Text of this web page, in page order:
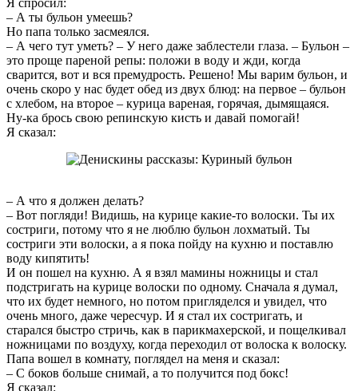
– А ты бульон умеешь?
Но папа только засмеялся.
– А чего тут уметь? – У него даже заблестели глаза. – Бульон –
это проще пареной репы: положи в воду и жди, когда
сварится, вот и вся премудрость. Решено! Мы варим бульон, и
очень скоро у нас будет обед из двух блюд: на первое – бульон
с хлебом, на второе – курица вареная, горячая, дымящаяся.
Ну-ка брось свою репинскую кисть и давай помогай!
Я сказал:
– А что я должен делать?
– Вот погляди! Видишь, на курице какие-то волоски. Ты их
состриги, потому что я не люблю бульон лохматый. Ты
состриги эти волоски, а я пока пойду на кухню и поставлю
воду кипятить!
И он пошел на кухню. А я взял мамины ножницы и стал
подстригать на курице волоски по одному. Сначала я думал,
что их будет немного, но потом пригляделся и увидел, что
очень много, даже чересчур. И я стал их состригать, и
старался быстро стричь, как в парикмахерской, и пощелкивал
ножницами по воздуху, когда переходил от волоска к волоску.
Папа вошел в комнату, поглядел на меня и сказал:
– С боков больше снимай, а то получится под бокс!
Я сказал: